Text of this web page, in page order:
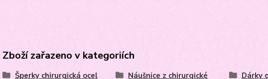
Zboží zařazeno v kategoriích
Šperky chirurgická ocel
Náušnice z chirurgické
Dárky